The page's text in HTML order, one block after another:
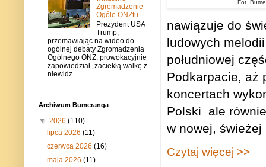
Fot.
nawiązuje do
ludowych
południowej
Podkarpacie, aż
koncertach
Polski
ale
w nowej, świeżej
Czytaj więcej >>
Zgromadzenie
Ogóle ONZtu
Prezydent USA
Trump,
przemawiając na wideo do
ogólnej debaty Zgromadzenia
Ogólnego ONZ, prowokacyjnie
zapowiedział „zaciekłą walkę z
niewidz...
Archiwum Bumeranga
▼ 2026 (110)
lipca 2026(11)
czerwca 2026(16)
maja 2026(11)